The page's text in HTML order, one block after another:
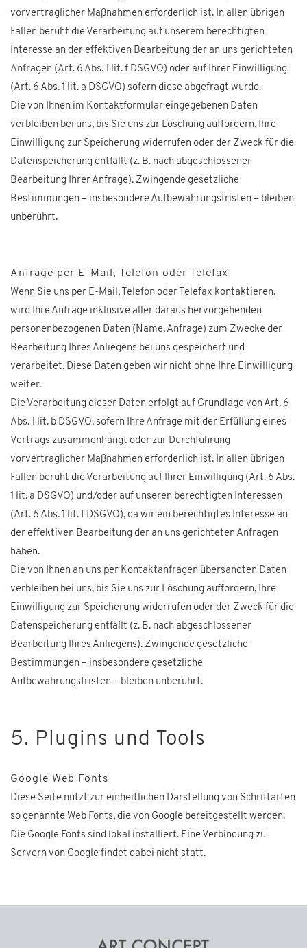
vorvertraglicher Maßnahmen erforderlich ist. In allen übrigen
Fällen beruht die Verarbeitung auf unserem berechtigten
Interesse an der effektiven Bearbeitung der an uns gerichteten
Anfragen (Art. 6 Abs. 1 lit. f DSGVO) oder auf Ihrer Einwilligung
(Art. 6 Abs. 1 lit. a DSGVO) sofern diese abgefragt wurde.
Die von Ihnen im Kontaktformular eingegebenen Daten
verbleiben bei uns, bis Sie uns zur Löschung auffordern, Ihre
Einwilligung zur Speicherung widerrufen oder der Zweck für die
Datenspeicherung entfällt (z. B. nach abgeschlossener
Bearbeitung Ihrer Anfrage). Zwingende gesetzliche
Bestimmungen – insbesondere Aufbewahrungsfristen – bleiben
unberührt.
Anfrage per E-Mail, Telefon oder Telefax
Wenn Sie uns per E-Mail, Telefon oder Telefax kontaktieren,
wird Ihre Anfrage inklusive aller daraus hervorgehenden
personenbezogenen Daten (Name, Anfrage) zum Zwecke der
Bearbeitung Ihres Anliegens bei uns gespeichert und
verarbeitet. Diese Daten geben wir nicht ohne Ihre Einwilligung
weiter.
Die Verarbeitung dieser Daten erfolgt auf Grundlage von Art. 6
Abs. 1 lit. b DSGVO, sofern Ihre Anfrage mit der Erfüllung eines
Vertrags zusammenhängt oder zur Durchführung
vorvertraglicher Maßnahmen erforderlich ist. In allen übrigen
Fällen beruht die Verarbeitung auf Ihrer Einwilligung (Art. 6 Abs.
1 lit. a DSGVO) und/oder auf unseren berechtigten Interessen
(Art. 6 Abs. 1 lit. f DSGVO), da wir ein berechtigtes Interesse an
der effektiven Bearbeitung der an uns gerichteten Anfragen
haben.
Die von Ihnen an uns per Kontaktanfragen übersandten Daten
verbleiben bei uns, bis Sie uns zur Löschung auffordern, Ihre
Einwilligung zur Speicherung widerrufen oder der Zweck für die
Datenspeicherung entfällt (z. B. nach abgeschlossener
Bearbeitung Ihres Anliegens). Zwingende gesetzliche
Bestimmungen – insbesondere gesetzliche
Aufbewahrungsfristen – bleiben unberührt.
5. Plugins und Tools
Google Web Fonts
Diese Seite nutzt zur einheitlichen Darstellung von Schriftarten
so genannte Web Fonts, die von Google bereitgestellt werden.
Die Google Fonts sind lokal installiert. Eine Verbindung zu
Servern von Google findet dabei nicht statt.